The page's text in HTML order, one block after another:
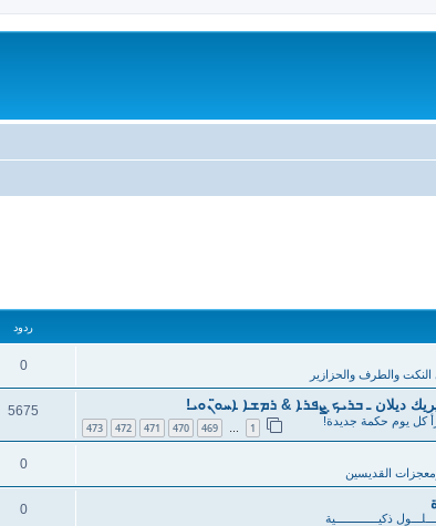
ردود
النكت والطرف والحزازير
0
ديلان ـ ܒܪܝܟ̣ ܨܦܪܐ & ܪܡܫܐ ܐܚܘ̈ܢܘܝ!
كل يوم حكمة جديدة! 1
…
469
470
471
472
473
5675
القديسين
0
ذكيـــــــــــــية
0